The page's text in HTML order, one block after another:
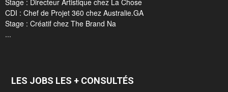
Stage : Directeur Artistique chez La Chose
CDI : Chef de Projet 360 chez Australie.GA
Stage : Créatif chez The Brand Na
...
LES JOBS LES + CONSULTÉS